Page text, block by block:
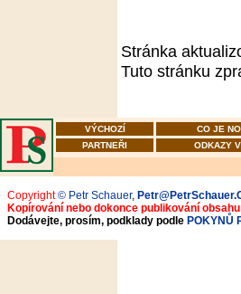
Stránka
Tuto stránku
VÝCHOZÍ CO JE
PARTNEŘI
ODKAZY
Copyright© Petr Schauer,
Kopírování nebo dokonce publikování
Dodávejte, prosím, podklady podle POKYNŮ